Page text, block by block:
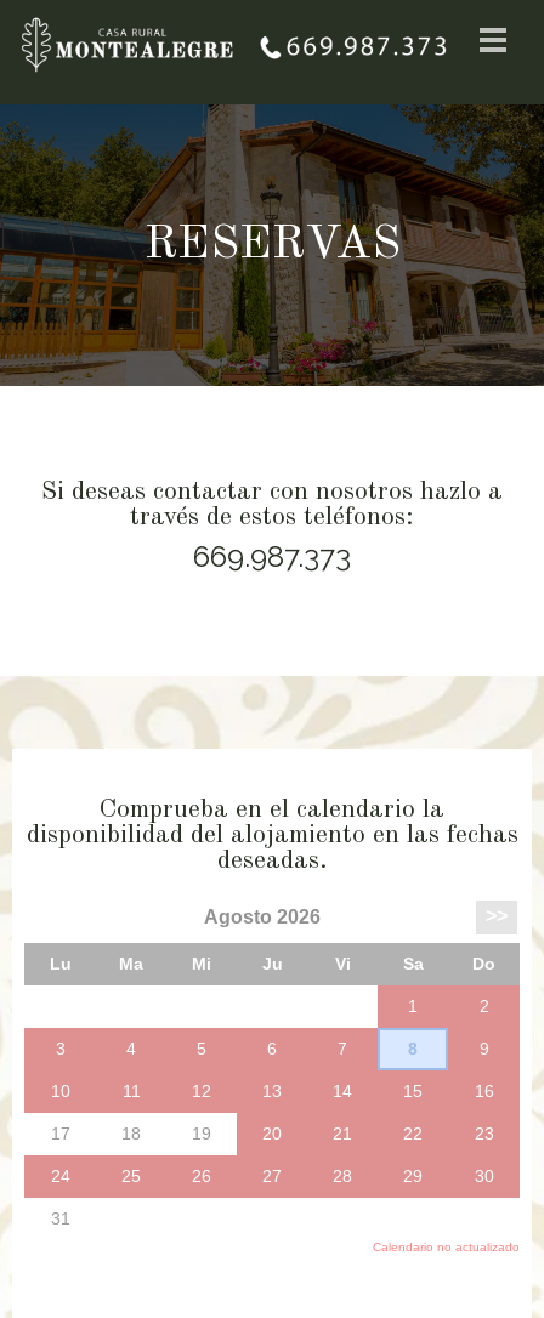
RESERVAS
Si deseas contactar con nosotros hazlo a
través de estos teléfonos:
669.987.373
Comprueba en el calendario la
disponibilidad del alojamiento en las fechas
deseadas.